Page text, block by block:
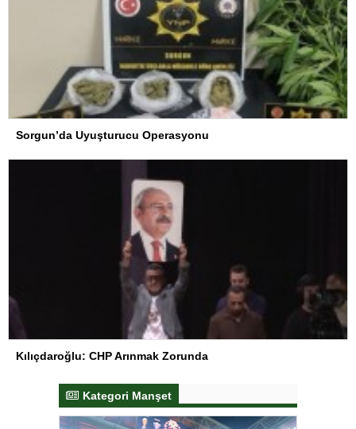
Sorgun’da Uyuşturucu Operasyonu
Kılıçdaroğlu: CHP Arınmak Zorunda
Kategori Manşet